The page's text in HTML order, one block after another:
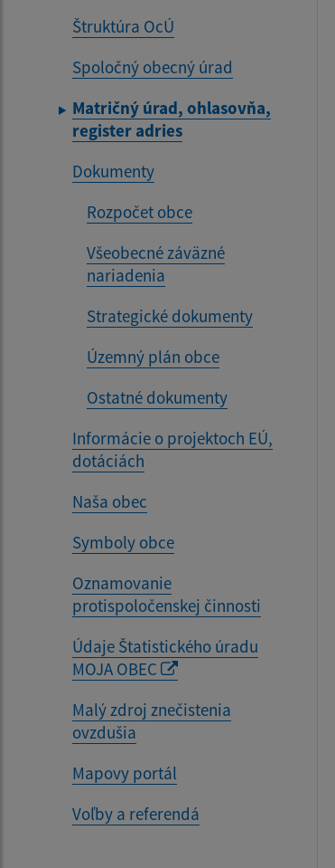
Štruktúra OcÚ
Spoločný obecný úrad
Matričný úrad, ohlasovňa,
register adries
Dokumenty
Rozpočet obce
Všeobecné záväzné
nariadenia
Strategické dokumenty
Územný plán obce
Ostatné dokumenty
Informácie o projektoch EÚ,
dotáciách
Naša obec
Symboly obce
Oznamovanie
protispoločenskej činnosti
Údaje Štatistického úradu
MOJA OBEC
Malý zdroj znečistenia
ovzdušia
Mapovy portál
Voľby a referendá